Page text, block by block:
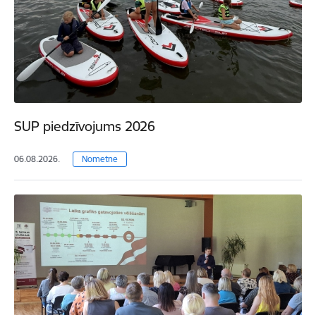
SUP piedzīvojums 2026
06.08.2026. Nometne